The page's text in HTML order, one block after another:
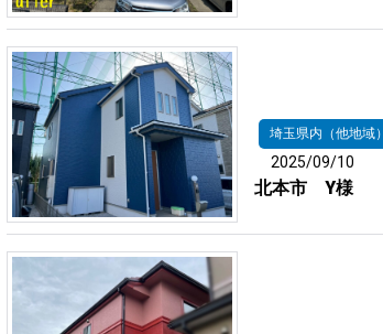
埼玉県内（他地域）
2025/09/10
北本市 Y様